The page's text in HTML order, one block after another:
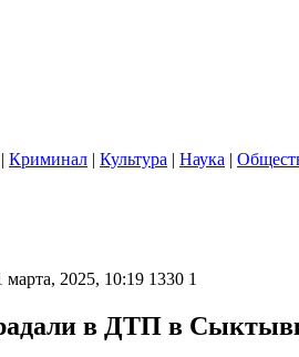
| Криминал | Культура | Наука |
2025, 10:19 1330 1
в ДТП в